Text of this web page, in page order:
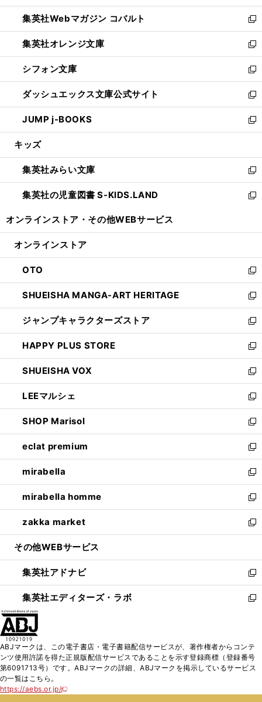
開
く
ウ
で
開
く
ン
ド
ウ
で
開
く
ウ
ィ
ン
ド
ウ
で
開
く
集英社Webマガジン コバルト
新
し
い
ウ
ィ
ン
ド
ウ
で
開
集英社オレンジ文庫
新
し
い
ウ
ィ
ン
ド
ウ
開
く
シフォン文庫
新
し
い
ウ
ィ
ン
ウ
で
開
く
ダッシュエックス文庫公式サイト
新
し
い
ウ
ン
ド
ウ
で
JUMP j-BOOKS
新
し
ウ
ィ
ン
ド
開
キッズ
集英社みらい文庫
新
し
い
ン
ウ
で
開
く
集英社の児童図書 S-KIDS.LAND
新
ウ
ン
ド
ウ
で
開
く
オンラインストア・ その他WEBサービス
オンラインストア
OTO
新
し
い
ウ
ィ
ン
ド
ウ
で
開
く
SHUEISHA MANGA-ART HERITAGE
新
し
い
ウ
ィ
ン
ド
ウ
で
開
く
ジャンプキャラクターズストア
新
し
い
ウ
ィ
ン
ド
ウ
で
開
く
HAPPY PLUS STORE
新
し
い
ウ
ィ
ン
ド
ウ
で
開
く
SHUEISHA VOX
新
し
い
ウ
ィ
ン
ド
ウ
で
開
く
LEEマルシェ
新
し
い
ウ
ィ
ン
ド
ウ
で
開
く
SHOP Marisol
新
し
い
ウ
ィ
ン
ド
ウ
で
開
eclat premium
新
し
い
ウ
ィ
ン
ド
ウ
開
く
mirabella
新
し
い
ウ
ィ
ン
ウ
で
開
く
mirabella homme
新
し
い
ウ
ン
ド
ウ
で
zakka market
新
し
ウ
ィ
ン
ド
く
その他WEBサービス
集英社アドナビ
新
し
い
ド
ウ
で
集英社エディターズ・ラボ
新
ィ
ン
ド
ABJマークは、この電子書店・電子書籍配信サービスが、著作権者からコンテ
ンツ使用許諾を得た正規版配信サービスであることを示す登録商標（登録番号
第6091713号）です。ABJマークの詳細、ABJマークを掲示しているサービス
の一覧はこちら。
https://aebs.or.jp/
新